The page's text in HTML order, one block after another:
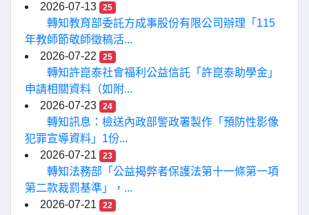
2026-07-13
25
轉知教育部委託方成事股份有限公司辦理「115
年教師節敬師徵稿活...
2026-07-22
25
轉知許崑泰社會福利公益信託「許崑泰助學金」
申請相關資料（如附...
2026-07-23
24
轉知訊息：檢送內政部警政署製作「預防性影像
犯罪宣導資料」1份...
2026-07-21
23
轉知法務部「公益揭弊者保護法第十一條第一項
第二款裁罰基準」，...
2026-07-21
22